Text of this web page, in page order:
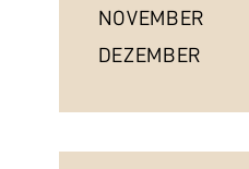
NOVEMBER
DEZEMBER